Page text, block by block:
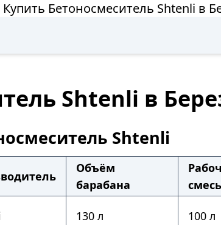
Купить Бетоносмеситель Shtenli в
Shtenli в
Shtenli
Объём
барабана
смесь
130 л 100 л